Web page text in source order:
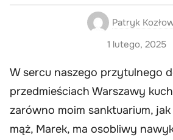
Patryk
1 lutego, 2025
W sercu naszego przytulnego
przedmieściach Warszawy
zarówno moim sanktuarium,
mąż, Marek, ma osobliwy